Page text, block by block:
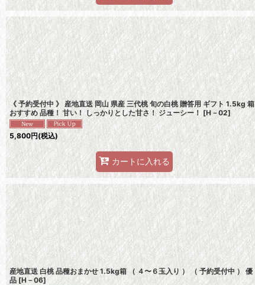
《 予約受付中 》 産地直送 岡山 県産 三代桃 旬の白桃 贈答用 ギフト 1.5kg 箱
おすすめ 品種！ 甘い！ しっかりとした甘さ！ ジューシー！ [H－02]
5,800円(税込)
カートに入れる
産地直送 白桃 品種おまかせ 1.5kg箱 （ ４〜６玉入り ） （ 予約受付中 ） 優
品 [H－06]